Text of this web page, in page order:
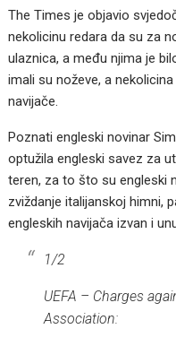
The Times je objavio
nekolicinu redara da su za
ulaznica, a među njima je
imali su noževe, a
navijače.
Poznati engleski novinar
optužila engleski savez za
teren, za to što su engleski
zviždanje italijanskoj himni,
engleskih navijača izvan i
1/2
UEFA – Charges
Association: